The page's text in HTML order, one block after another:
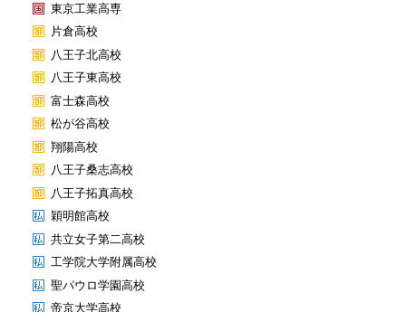
東京工業高専
片倉高校
八王子北高校
八王子東高校
富士森高校
松が谷高校
翔陽高校
八王子桑志高校
八王子拓真高校
穎明館高校
共立女子第二高校
工学院大学附属高校
聖パウロ学園高校
帝京大学高校